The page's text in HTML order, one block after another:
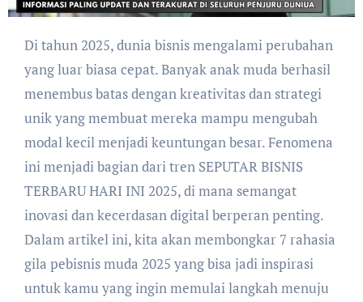
Di tahun 2025, dunia bisnis mengalami perubahan
yang luar biasa cepat. Banyak anak muda berhasil
menembus batas dengan kreativitas dan strategi
unik yang membuat mereka mampu mengubah
modal kecil menjadi keuntungan besar. Fenomena
ini menjadi bagian dari tren SEPUTAR BISNIS
TERBARU HARI INI 2025, di mana semangat
inovasi dan kecerdasan digital berperan penting.
Dalam artikel ini, kita akan membongkar 7 rahasia
gila pebisnis muda 2025 yang bisa jadi inspirasi
untuk kamu yang ingin memulai langkah menuju